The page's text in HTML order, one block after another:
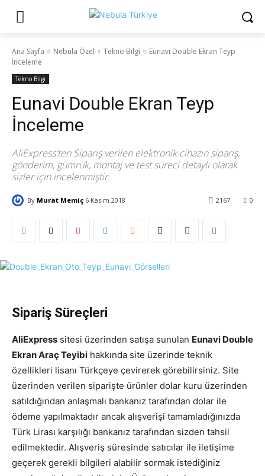
Ana Sayfa Nebula Özel Tekno Bilgi
Eunavi Double Ekran Teyp
İnceleme
Tekno Bilgi
Eunavi Double Ekran Teyp
İnceleme
AliExpress'ten Sipariş verilen elektronik cihazın sipariş,
gönderim, gümrük, montaj ve test süreci detaylı olarak
sizler için incelenmiştir.
By Murat Memiç 6 Kasım 2018 0
2167
Sipariş Süreçleri
AliExpress sitesi üzerinden satışa sunulan Eunavi Double
Ekran Araç Teyibi hakkında site üzerinde teknik
özellikleri lisanı Türkçeye çevirerek görebilirsiniz. Site
üzerinden verilen siparişte ürünler dolar kuru üzerinden
satıldığından anlaşmalı bankanız tarafından dolar ile
ödeme yapılmaktadır ancak alışverişi tamamladığınızda
Türk Lirası karşılığı bankanız tarafından sizden tahsil
edilmektedir. Alışveriş süresinde satıcılar ile iletişime
geçerek gerekli bilgileri alabilir sormak istediğiniz